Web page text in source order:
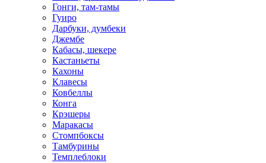
Гонги, там-тамы
Гуиро
Дарбуки, думбеки
Джембе
Кабасы, шекере
Кастаньеты
Кахоны
Клавесы
Ковбеллы
Конга
Крэшеры
Маракасы
Стомпбоксы
Тамбурины
Темплеблоки